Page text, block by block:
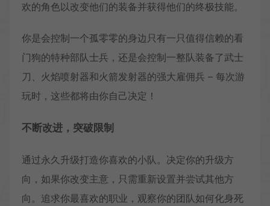
欢的角色以改变他们的装备并获得他们的终极技能。
你是会控制一个孤零零的身边只有一只值得信赖的看
门狗的特种部队士兵，还是会控制一整队装备了武士
刀、火焰喷射器和火箭发射器的强大雇佣兵 – 每次游
玩时，这些都将由你自己决定！
不断改进，突破限制
通过永久升级打造你喜欢的小队。决定你的升级方
向，如果你改变主意，只需重新设置并尝试其他方
向。追求你最喜欢的职业，观察你的团队如何化身死